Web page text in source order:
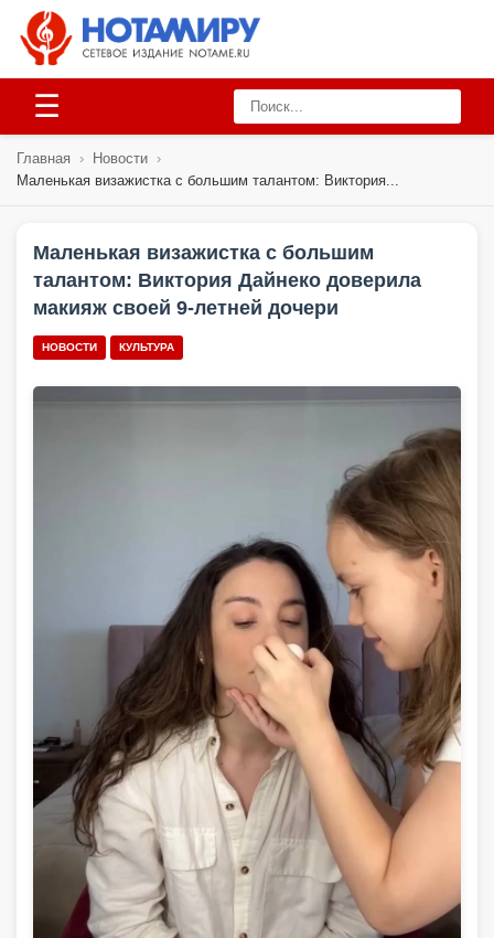
☰
Главная › Новости ›
Маленькая визажистка с большим талантом: Виктория...
Маленькая визажистка с большим
талантом: Виктория Дайнеко доверила
макияж своей 9-летней дочери
НОВОСТИ КУЛЬТУРА